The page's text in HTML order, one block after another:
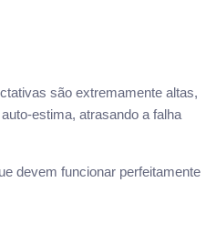
são extremamente altas,
estima, atrasando a falha
devem funcionar perfeitamente